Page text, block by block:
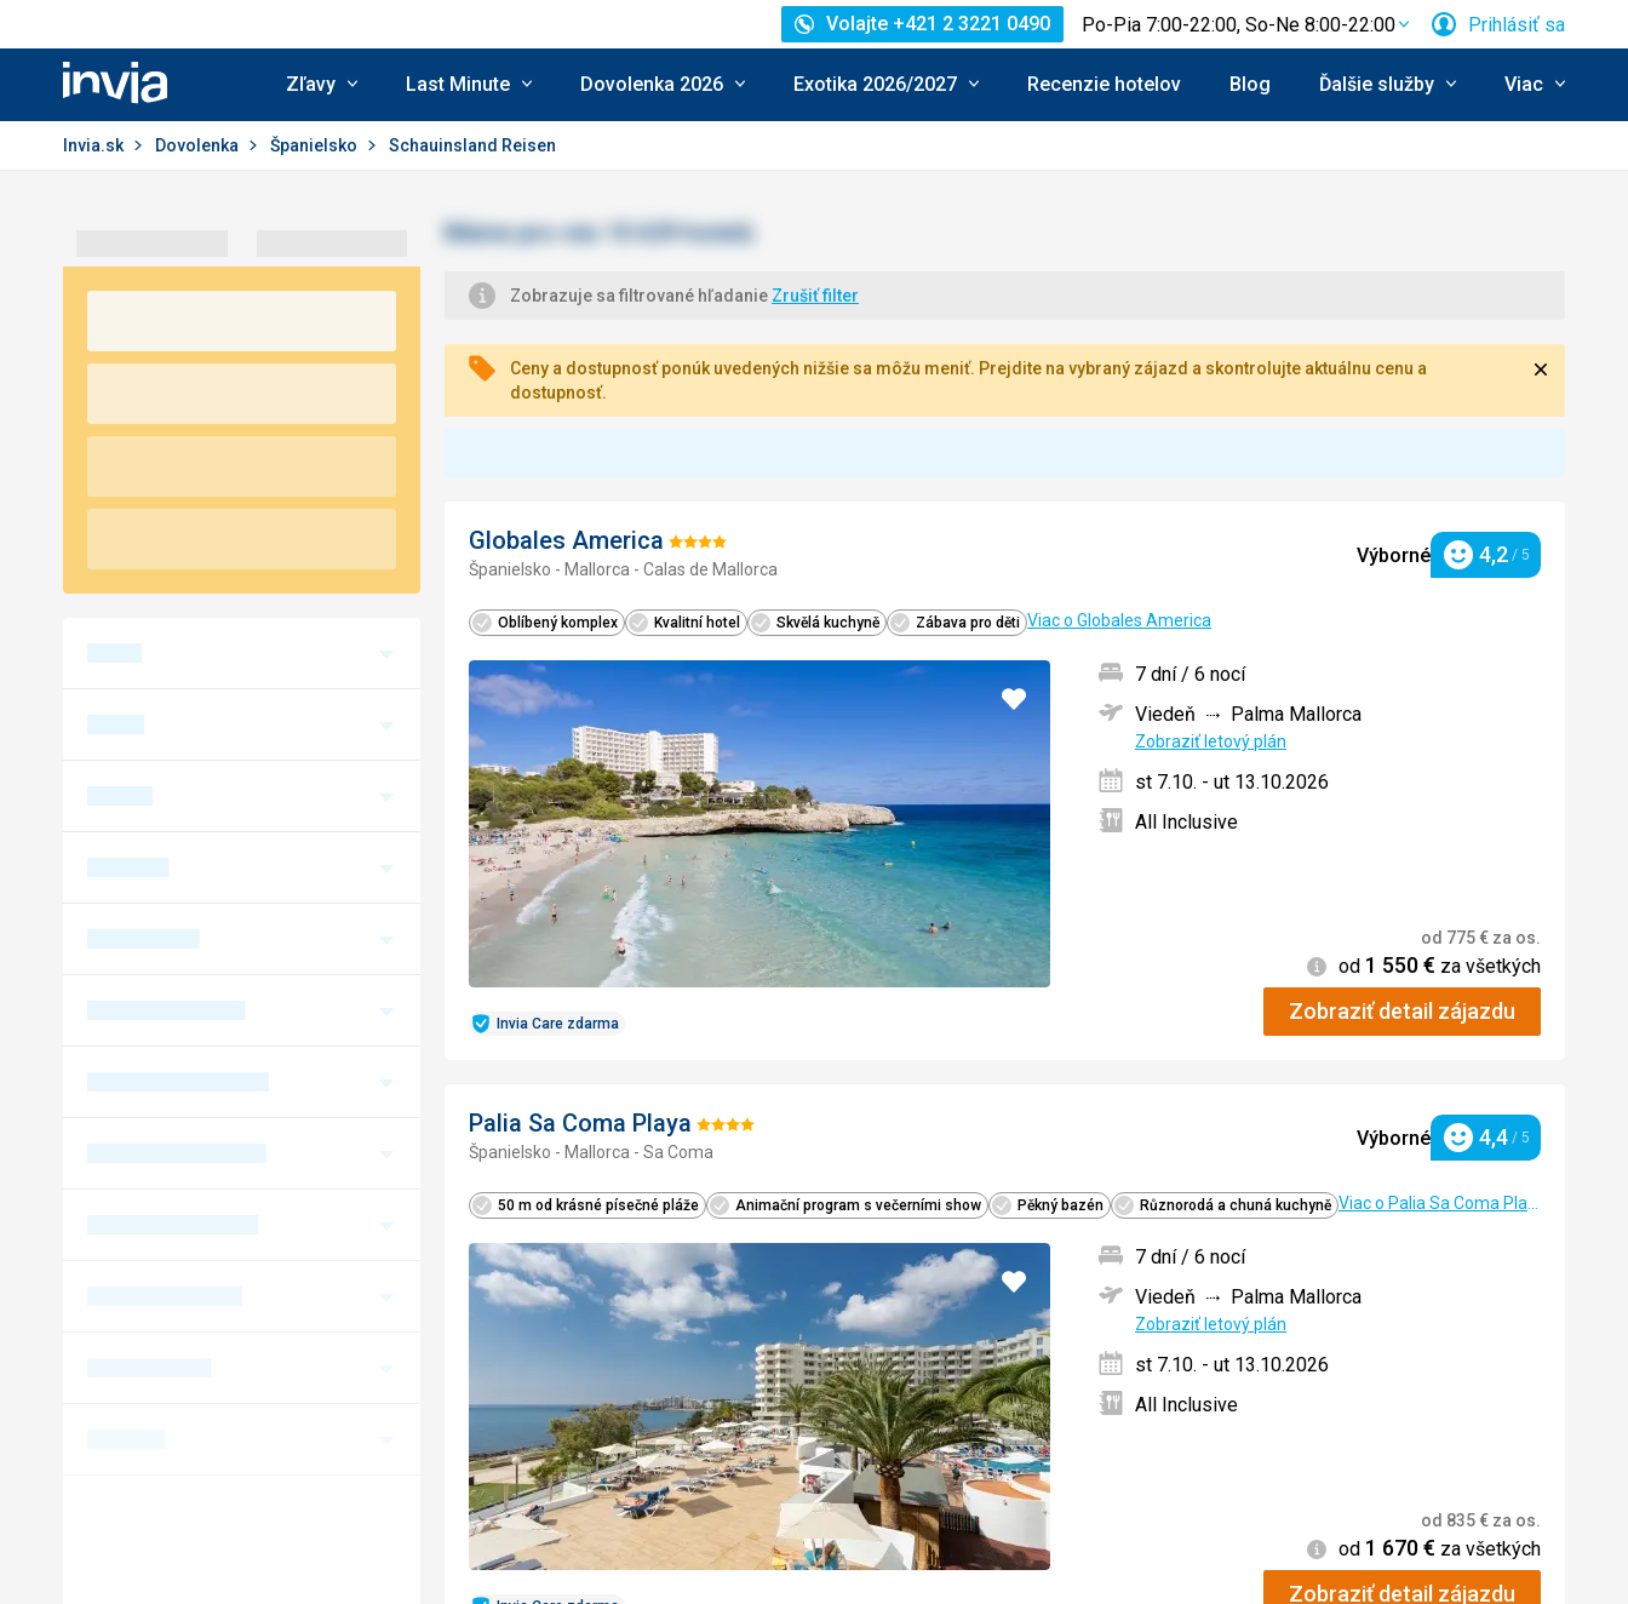
Invia.sk
Volajte +421 2 3221 0490 Po-Pia 7:00-22:00, So-Ne 8:00-22:00 Prihlásiť sa
Zľavy Last Minute Dovolenka 2026 Exotika 2026/2027 Recenzie hotelov Blog Ďalšie služby Viac
Invia.sk Dovolenka Španielsko Schauinsland Reisen
Zobrazuje sa filtrované hľadanie Zrušiť filter
Ceny a dostupnosť ponúk uvedených nižšie sa môžu meniť. Prejdite na vybraný zájazd a skontrolujte aktuálnu cenu a
dostupnosť.
Globales America Hodnotenie:
4/5
Španielsko - Mallorca - Calas de Mallorca
Výborné Hodnotenie
4,2 / 5
Oblíbený komplex Kvalitní hotel Skvělá kuchyně Zábava pro děti Viac o Globales America
Pridať
Invia Care zdarma
7 dní / 6 nocí
Viedeň
Palma Mallorca
Zobraziť letový plán
st 7.10. - ut 13.10.2026
All Inclusive
od 775€ za os.
Informácie
od 1 550€ za všetkých
Zobraziť detail zájazdu
Palia Sa Coma Playa Hodnotenie:
4/5
Španielsko - Mallorca - Sa Coma
Výborné Hodnotenie
4,4 / 5
50 m od krásné písečné pláže Animační program s večerními show Pěkný bazén Různorodá a chuná kuchyně
Pridať
obľúbených
7 dní / 6 nocí
Viedeň
Palma Mallorca
Zobraziť letový plán
st 7.10. - ut 13.10.2026
All Inclusive
od 835€ za os.
Informácie
od 1 670€ za všetkých
Zobraziť detail zájazdu